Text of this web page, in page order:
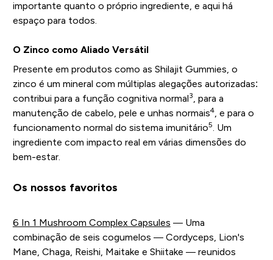
importante quanto o próprio ingrediente, e aqui há
espaço para todos.
O Zinco como Aliado Versátil
Presente em produtos como as Shilajit Gummies, o
zinco é um mineral com múltiplas alegações autorizadas:
contribui para a função cognitiva normal3, para a
manutenção de cabelo, pele e unhas normais4, e para o
funcionamento normal do sistema imunitário5. Um
ingrediente com impacto real em várias dimensões do
bem-estar.
Os nossos favoritos
6 In 1 Mushroom Complex Capsules — Uma
combinação de seis cogumelos — Cordyceps, Lion's
Mane, Chaga, Reishi, Maitake e Shiitake — reunidos